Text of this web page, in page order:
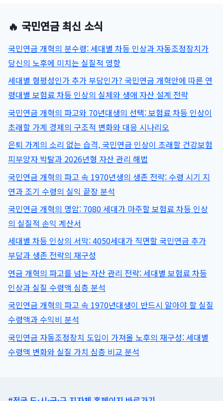
기
연
금
복
수
감
액
준
2026
연
감
액
폐
소
식
벽
정
(쉬
운
설
🔥 국민연금 최신 소식
국민연금 개혁의 분수령: 세대별 차등 인상과 자동조정장치가
당신의 노후에 미치는 실질적 영향
세대별 형평성인가 추가 부담인가? 국민연금 개혁안에 따른 연
령대별 보험료 차등 인상의 실체와 생애 자산 설계 전략
국민연금 개혁의 파고와 70년대생의 선택: 보험료 차등 인상이
초래할 가계 경제의 구조적 변화와 대응 시나리오
은퇴 가계의 소리 없는 습격, 국민연금 인상이 초래할 건강보험
피부양자 박탈과 2026년형 자산 관리 해법
국민연금 개혁의 파고 속 1970년생의 생존 전략: 수령 시기 지
연과 조기 수령의 실익 끝장 분석
국민연금 개혁의 명암: 7080 세대가 마주할 보험료 차등 인상
의 실질적 손익 계산서
세대별 차등 인상의 서막: 4050세대가 직면할 국민연금 추가
부담과 생존 전략의 재구성
연금 개혁의 파고를 넘는 자산 관리 전략: 세대별 보험료 차등
인상과 실질 수령액 심층 분석
국민연금 개혁의 파고 속 1970년대생이 반드시 알아야 할 실질
수령액과 수익비 분석
국민연금 자동조정장치 도입이 가져올 노후의 재구성: 세대별
수령액 변화와 실질 가치 심층 비교 분석